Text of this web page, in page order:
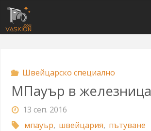
Напред
към
съдържанието
ASKI
M
Швейцарско специално
МПауър в железница
13 сеп. 2016
мпауър, швейцария, пътуване